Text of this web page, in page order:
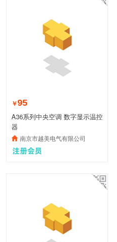
￥95
A36系列中央空调 数字显示温控
器
南京市越美电气有限公司